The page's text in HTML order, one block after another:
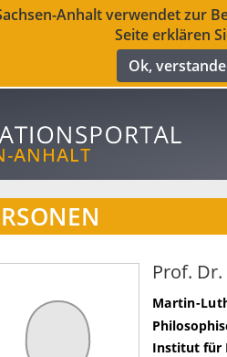
Anhalt verwendet zur
Seite erklären
Ok,
Prof.
Martin-
Institut für